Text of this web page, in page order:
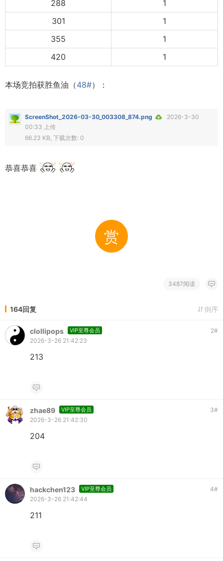
288
1
301
1
355
1
420
1
本场竞拍获胜鱼油（48#）：
ScreenShot_2026-03-30_003308_874.png
2026-3-30
00:33 上传
66.23 KB, 下载次数: 0
恭喜恭喜
赏
3487阅读
164回复 倒序
clollipops VIP至尊会员 2#
2026-3-26 21:42:23
213
zhae89 VIP至尊会员 3#
2026-3-26 21:42:30
204
hackchen123 VIP至尊会员 4#
2026-3-26 21:42:44
211